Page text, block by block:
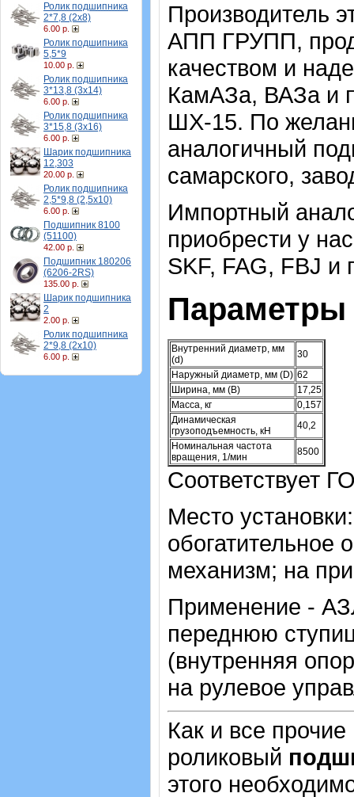
Ролик подшипника
2*7,8 (2х8)
6.00 р.
Ролик подшипника
5,5*9
10.00 р.
Ролик подшипника
3*13,8 (3х14)
6.00 р.
Ролик подшипника
3*15,8 (3х16)
6.00 р.
Шарик подшипника
12,303
20.00 р.
Ролик подшипника
2,5*9,8 (2,5х10)
6.00 р.
Подшипник 8100
(51100)
42.00 р.
Подшипник 180206
(6206-2RS)
135.00 р.
Шарик подшипника
2
2.00 р.
Ролик подшипника
2*9,8 (2х10)
6.00 р.
Производитель
АПП ГРУПП,
качеством и
КамАЗа, ВАЗа и
ШХ-15. По
аналогичный
самарского,
Импортный
приобрести у
SKF, FAG, FBJ
Параметры
Внутренний диаметр, мм
(d)
30
Наружный диаметр, мм (D) 62
Ширина, мм (B)
17,25
Масса, кг
0,157
Динамическая
грузоподъемность, кН
40,2
Номинальная частота
вращения, 1/мин
8500
Соответствует
Место
обогатительное
механизм; на
Применение -
переднюю
(внутренняя
на рулевое
Как и все
роликовый
этого